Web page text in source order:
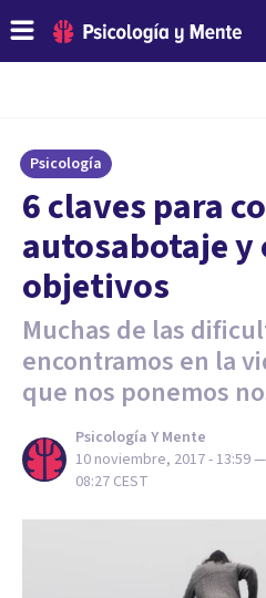
Psicología
6 claves para
autosabotaje
objetivos
Muchas de las
encontramos en la
que nos ponemos
Psicología Y Mente
10 noviembre, 2017 - 13:59—
08:27 CEST